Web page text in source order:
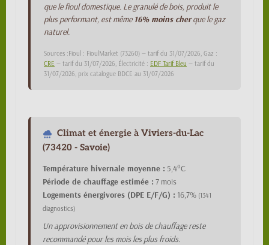
que le fioul domestique. Le granulé de bois, produit le
plus performant, est même 16% moins cherque le gaz
naturel.
Sources :Fioul : FioulMarket (73260) — tarif du 31/07/2026, Gaz :
CRE — tarif du 31/07/2026, Électricité : EDF Tarif Bleu — tarif du
31/07/2026, prix catalogue BDCE au 31/07/2026
Climat et énergie à Viviers-du-Lac
(73420 - Savoie)
Température hivernale moyenne : 5,4°C
Période de chauffage estimée : 7 mois
Logements énergivores (DPE E/F/G) : 16,7% (1341
diagnostics)
Un approvisionnement en bois de chauffage reste
recommandé pour les mois les plus froids.